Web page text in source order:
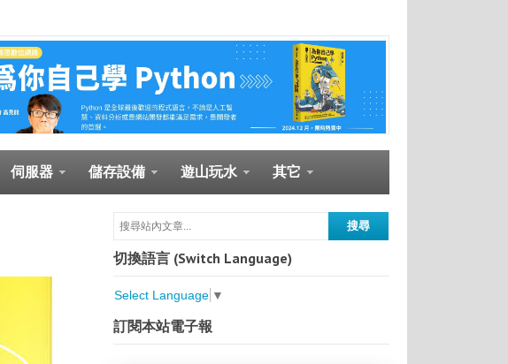
伺服器 儲存設備 遊山玩水 其它
切換語言 (Switch Language)
Select Language ▼
訂閱本站電子報